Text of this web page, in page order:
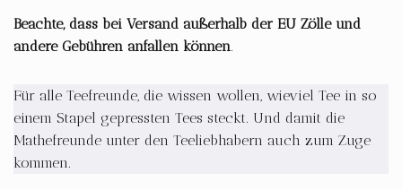
Beachte, dass bei Versand außerhalb der EU Zölle und
andere Gebühren anfallen können.
Für alle Teefreunde, die wissen wollen, wieviel Tee in so
einem Stapel gepressten Tees steckt. Und damit die
Mathefreunde unter den Teeliebhabern auch zum Zuge
kommen.